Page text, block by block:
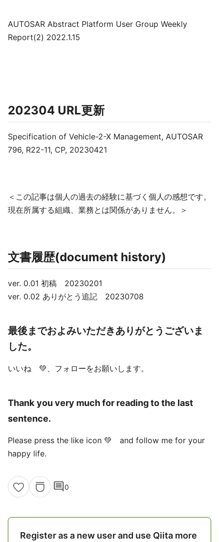
AUTOSAR Abstract Platform User Group Weekly
Report(2) 2022.1.15
202304 URL更新
Specification of Vehicle-2-X Management, AUTOSAR
796, R22-11, CP, 20230421
＜この記事は個人の過去の経験に基づく個人の感想です。
現在所属する組織、業務とは関係がありません。＞
文書履歴(document history)
ver. 0.01 初稿 20230201
ver. 0.02 ありがとう追記 20230708
最後までおよみいただきありがとうございま
した。
いいね 💚、フォローをお願いします。
Thank you very much for reading to the last
sentence.
Please press the like icon 💚 and follow me for your
happy life.
comment0
Register as a new user and use Qiita more